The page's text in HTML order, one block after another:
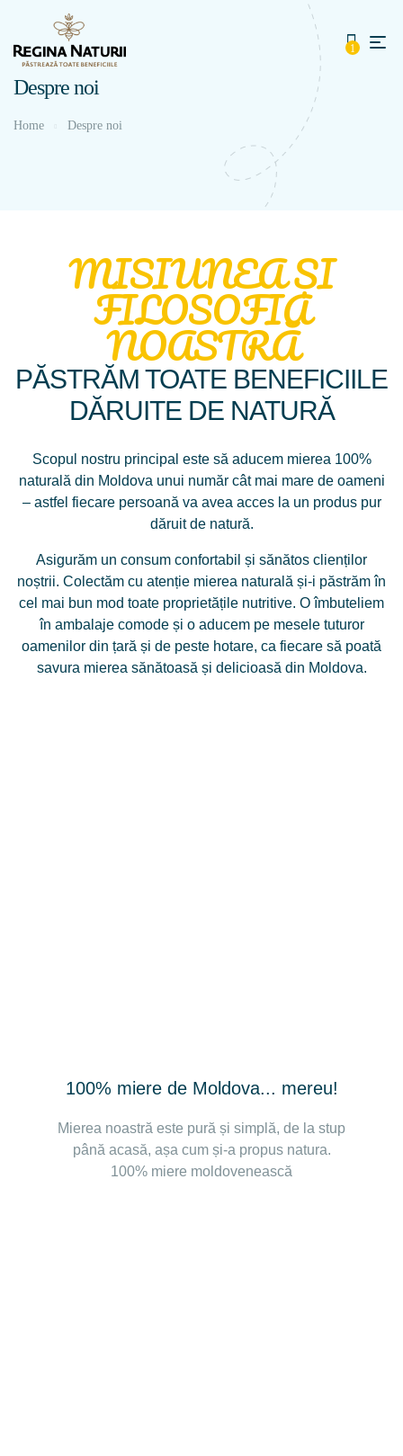
1
Despre noi
Home Despre noi
PĂSTRĂM TOATE BENEFICIILE
DĂRUITE DE NATURĂ
MISIUNEA ȘI
FILOSOFIA
NOASTRĂ
Scopul nostru principal este să aducem mierea 100%
naturală din Moldova unui număr cât mai mare de oameni
– astfel fiecare persoană va avea acces la un produs pur
dăruit de natură.
Asigurăm un consum confortabil și sănătos clienților
noștrii. Colectăm cu atenție mierea naturală și-i păstrăm în
cel mai bun mod toate proprietățile nutritive. O îmbuteliem
în ambalaje comode și o aducem pe mesele tuturor
oamenilor din țară și de peste hotare, ca fiecare să poată
savura mierea sănătoasă și delicioasă din Moldova.
100% miere de Moldova... mereu!
Mierea noastră este pură și simplă, de la stup
până acasă, așa cum și-a propus natura.
100% miere moldovenească